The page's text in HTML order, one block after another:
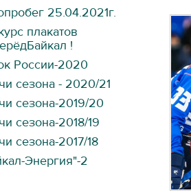
25.04.2021г.
плакатов
!
России-2020
сезона - 2020/21
сезона-2019/20
сезона-2018/19
сезона-2017/18
Энергия"-2